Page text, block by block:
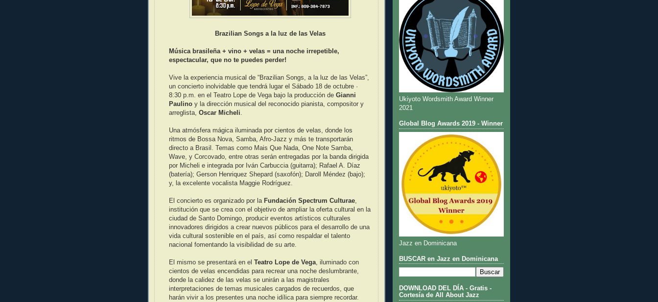
Brazilian Songs a la luz de las Velas
Música brasileña + vino + velas = una noche irrepetible,
espectacular, que no te puedes perder!
Vive la experiencia musical de “Brazilian Songs, a la luz de las Velas”,
un concierto inolvidable que tendrá lugar el Sábado 18 de octubre ·
8:30 p.m. en el Teatro Lope de Vega bajo la producción de Gianni
Paulino y la dirección musical del reconocido pianista, compositor y
arreglista, Oscar Micheli
Una atmósfera mágica iluminada por cientos de velas, donde los
ritmos de Bossa Nova, Samba, Afro-Jazz y más te transportarán
directo a Brasil. Temas como Mais Que Nada, One Note Samba,
Wave, y Corcovado, entre otras serán entregadas por la banda dirigida
por Micheli e integrada por Iván Carbuccia (guitarra); Rafael A. Díaz
(batería); Gerson Henriquez Shepard (saxofón); Daroll Méndez (bajo);
y, la excelente vocalista Maggie Rodríguez.
El concierto es organizado por la Fundación Spectrum Culturae
institución que se crea con el objetivo de ampliar la oferta cultural en la
ciudad de Santo Domingo, producir eventos artísticos culturales
innovadores dirigidos a crear nuevos públicos para el desarrollo de una
vida cultural sostenible en el país, así como respaldar el talento
nacional fomentando la visibilidad de su arte.
El mismo se presentará en el Teatro Lope de Vega , iluminado con
cientos de velas encendidas para recrear una noche deslumbrante,
donde la calidez de las velas se unirán a las magistrales
interpretaciones de temas musicales cargados de recuerdos, que
harán vivir a los presentes una noche idílica para siempre recordar.
Ukiyoto Wordsmith Award Winner
2021
Global Blog Awards 2019 - Winner
Jazz en Dominicana
BUSCAR en Jazz en Dominicana
DOWNLOAD DEL DÍA - Gratis -
Cortesía de All About Jazz